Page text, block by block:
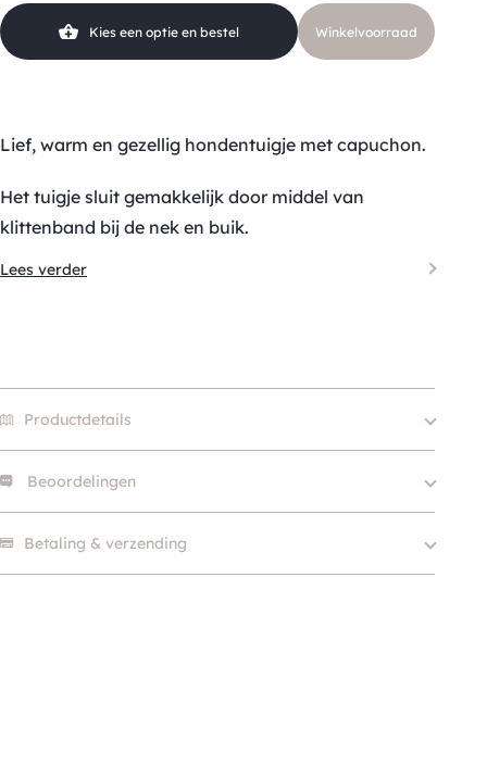
Kies een optie en bestel Winkelvoorraad
Lief, warm en gezellig hondentuigje met capuchon.
Het tuigje sluit gemakkelijk door middel van
klittenband bij de nek en buik.
Lees verder
Productdetails
Size
Hondgrootte
Klein (0 – 10kg)
Kleur
Merk
Pinkaholic
Beoordelingen
Betaling & verzending